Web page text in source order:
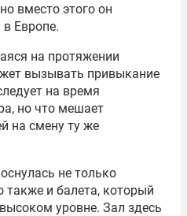
вместо этого он
в Европе.
на протяжении
вызывать привыкание
на время
но что мешает
на смену ту же
не только
также и балета, который
уровне. Зал здесь